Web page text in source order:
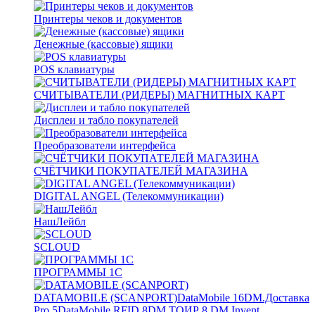
Принтеры чеков и документов
Денежные (кассовые) ящики
POS клавиатуры
СЧИТЫВАТЕЛИ (РИДЕРЫ) МАГНИТНЫХ КАРТ
Дисплеи и табло покупателей
Преобразователи интерфейса
СЧЁТЧИКИ ПОКУПАТЕЛЕЙ МАГАЗИНА
DIGITAL ANGEL (Телекоммуникации)
НашЛейбл
SCLOUD
ПРОГРАММЫ 1С
DATAMOBILE (SCANPORT)DataMobile 16DM.Доставка